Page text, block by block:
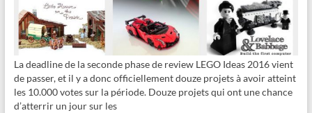
La deadline de la seconde phase de review LEGO Ideas 2016 vient
de passer, et il y a donc officiellement douze projets à avoir atteint
les 10.000 votes sur la période. Douze projets qui ont une chance
d’atterrir un jour sur les